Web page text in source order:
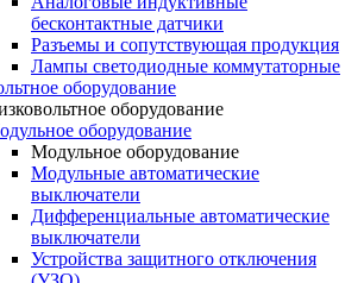
бесконтактные датчики
Разъемы и сопутствующая продукция
Лампы светодиодные коммутаторные
оборудование
оборудование
оборудование
Модульное оборудование
Модульные автоматические
выключатели
Дифференциальные автоматические
выключатели
Устройства защитного отключения